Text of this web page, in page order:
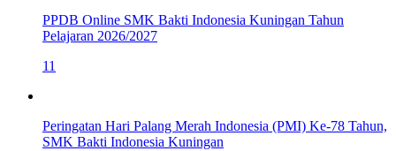
PPDB Online SMK Bakti Indonesia Kuningan Tahun
Pelajaran 2026/2027
11
Peringatan Hari Palang Merah Indonesia (PMI) Ke-78 Tahun,
SMK Bakti Indonesia Kuningan